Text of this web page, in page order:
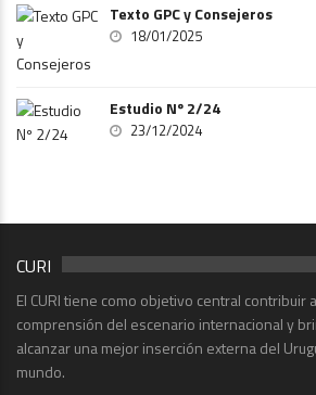
Texto GPC y Consejeros
18/01/2025
Estudio Nº 2/24
23/12/2024
CURI
El CURI tiene como objetivo central contribuir
comprensión del escenario internacional y
alcanzar una mejor inserción externa del
mundo.